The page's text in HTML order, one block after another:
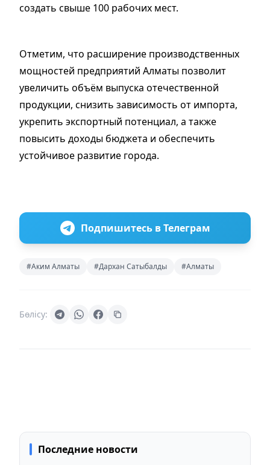
создать свыше 100 рабочих мест.
Отметим, что расширение производственных
мощностей предприятий Алматы позволит
увеличить объём выпуска отечественной
продукции, снизить зависимость от импорта,
укрепить экспортный потенциал, а также
повысить доходы бюджета и обеспечить
устойчивое развитие города.
Подпишитесь в Телеграм
#Аким Алматы #Дархан Сатыбалды #Алматы
Бөлісу:
Последние новости